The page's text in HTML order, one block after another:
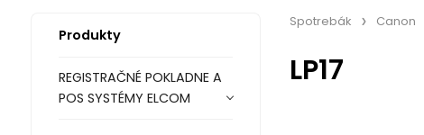
Produkty
REGISTRAČNÉ POKLADNE A
POS SYSTÉMY ELCOM
Spotrebák Canon
LP17